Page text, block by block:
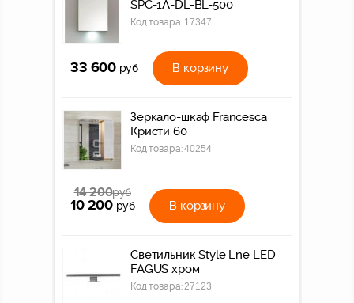
SPC-1A-DL-BL-500
Код товара: 17347
33 600 руб В корзину
Зеркало-шкаф Francesca
Кристи 60
Код товара:40254
14 200руб
10 200 руб В корзину
Светильник Style Lne LED
FAGUS хром
Код товара: 27123